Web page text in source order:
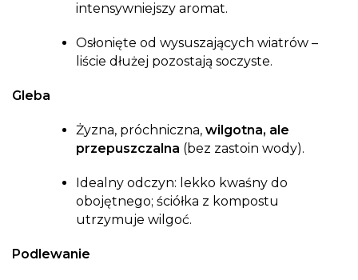
intensywniejszy aromat.
Osłonięte od wysuszających wiatrów –
liście dłużej pozostają soczyste.
Gleba
Żyzna, próchniczna, wilgotna, ale
przepuszczalna (bez zastoin wody).
Idealny odczyn: lekko kwaśny do
obojętnego; ściółka z kompostu
utrzymuje wilgoć.
Podlewanie